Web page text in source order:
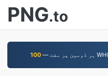
PNG.to
100